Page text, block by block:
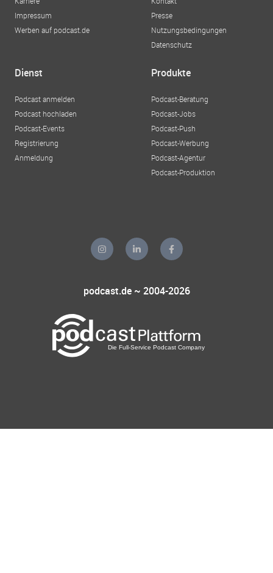
Impressum
Werben auf podcast.de
Presse
Nutzungsbedingungen
Datenschutz
Dienst
Podcast anmelden
Podcast hochladen
Podcast-Events
Registrierung
Anmeldung
Produkte
Podcast-Beratung
Podcast-Jobs
Podcast-Push
Podcast-Werbung
Podcast-Agentur
Podcast-Produktion
podcast.de ~ 2004-2026